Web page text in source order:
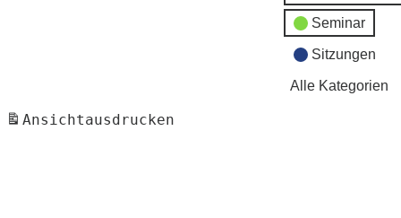
Seminar
Sitzungen
Alle Kategorien
Ansichtausdrucken